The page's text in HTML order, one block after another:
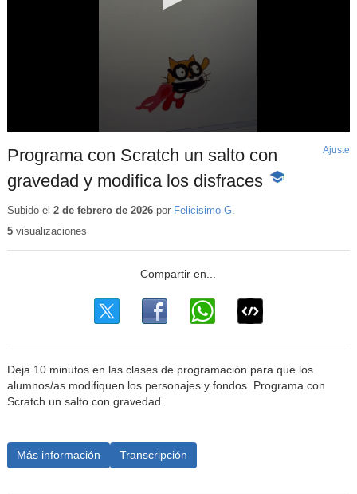
Programa con Scratch un salto con
gravedad y modifica los disfraces -
Ajuste
Subido el 2 de febrero de 2026por Felicisimo G.
5visualizaciones
Deja 10 minutos en las clases de programación para que los
alumnos/as modifiquen los personajes y fondos. Programa con
Scratch un salto con gravedad.
Más información Transcripción